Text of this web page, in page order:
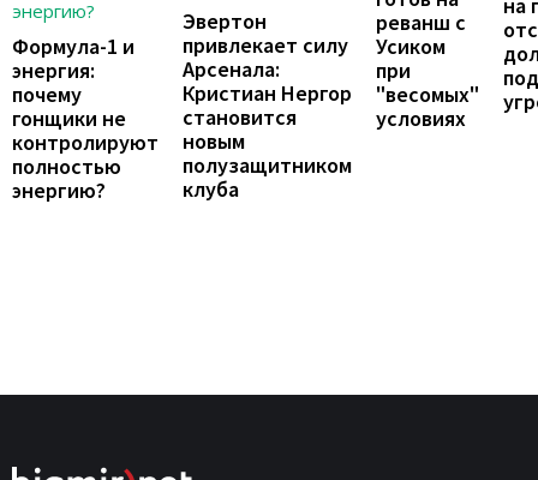
Формула-1 и
энергия:
почему
гонщики не
контролируют
полностью
энергию?
Эвертон
привлекает силу
Арсенала:
Кристиан Нергор
становится
новым
полузащитником
клуба
реванш с
Усиком
при
"весомых"
условиях
под